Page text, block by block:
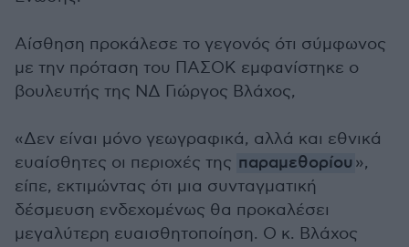
Αίσθηση προκάλεσε το γεγονός ότι σύμφωνος
με την πρόταση του ΠΑΣΟΚ εμφανίστηκε ο
βουλευτής της ΝΔ Γιώργος Βλάχος,
«Δεν είναι μόνο γεωγραφικά, αλλά και εθνικά
ευαίσθητες οι περιοχές της παραμεθορίου »,
είπε, εκτιμώντας ότι μια συνταγματική
δέσμευση ενδεχομένως θα προκαλέσει
μεγαλύτερη ευαισθητοποίηση. Ο κ. Βλάχος